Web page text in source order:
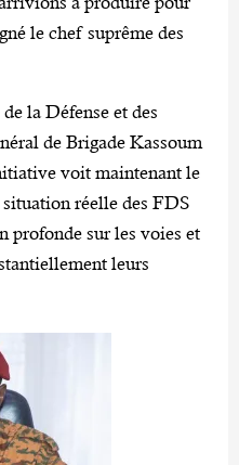
le chef suprême des
la Défense et des
de Brigade Kassoum
voit maintenant le
réelle des FDS
profonde sur les voies et
leurs